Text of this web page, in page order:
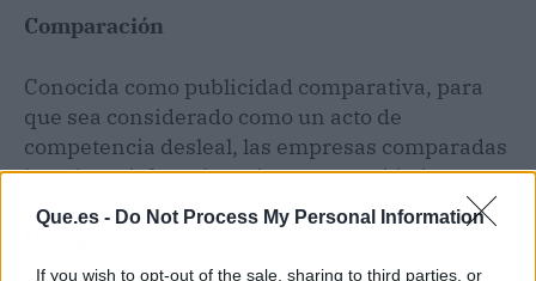
Que.es - Do Not Process My Personal Information
If you wish to opt-out of the sale, sharing to third parties, or
Comparación
Conocida como publicidad comparativa, para
que sea considerado como un acto de
competencia desleal, las empresas comparadas
han de satisfacer las mismas necesidades.